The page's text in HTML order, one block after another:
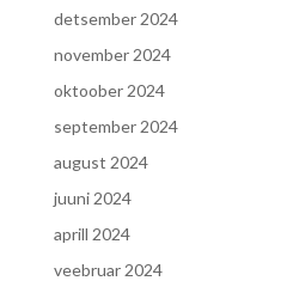
detsember 2024
november 2024
oktoober 2024
september 2024
august 2024
juuni 2024
aprill 2024
veebruar 2024